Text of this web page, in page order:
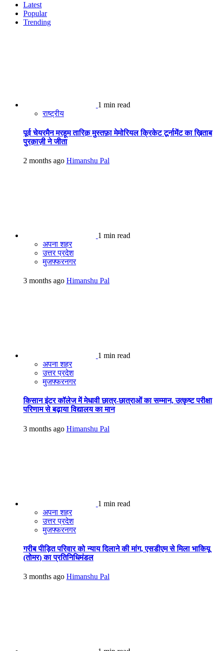
Latest
Popular
Trending
1 min read
राष्ट्रीय
पूर्व चेयरमैन मरहूम तारिक़ मुस्तफ़ा मेमोरियल क्रिकेट टूर्नामेंट का ख़िताब
पुरक़ाज़ी ने जीता
2 months ago Himanshu Pal
1 min read
अपना शहर
उत्तर प्रदेश
मुजफ्फरनगर
3 months ago Himanshu Pal
1 min read
अपना शहर
उत्तर प्रदेश
मुजफ्फरनगर
किसान इंटर कॉलेज में मेधावी छात्र-छात्राओं का सम्मान, उत्कृष्ट परीक्षा
परिणाम से बढ़ाया विद्यालय का मान
3 months ago Himanshu Pal
1 min read
अपना शहर
उत्तर प्रदेश
मुजफ्फरनगर
गरीब पीड़ित परिवार को न्याय दिलाने की मांग, एसडीएम से मिला भाकियू
(तोमर) का प्रतिनिधिमंडल
3 months ago Himanshu Pal